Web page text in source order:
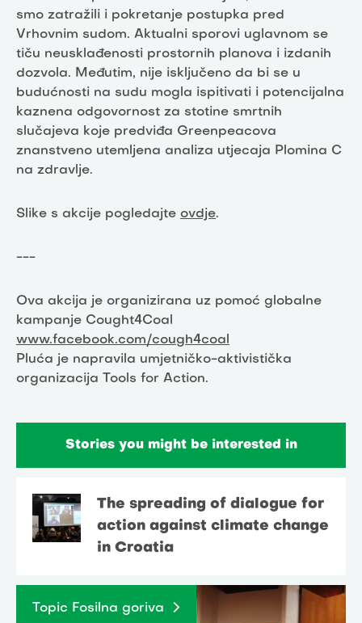
smo zatražili i pokretanje postupka pred
Vrhovnim sudom. Aktualni sporovi uglavnom se
tiču neusklađenosti prostornih planova i izdanih
dozvola. Međutim, nije isključeno da bi se u
budućnosti na sudu mogla ispitivati i potencijalna
kaznena odgovornost za stotine smrtnih
slučajeva koje predviđa Greenpeacova
znanstveno utemljena analiza utjecaja Plomina C
na zdravlje.
Slike s akcije pogledajte ovdje.
---
Ova akcija je organizirana uz pomoć globalne
kampanje Cought4Coal
www.facebook.com/cough4coal
Pluća je napravila umjetničko-aktivistička
organizacija Tools for Action.
Stories you might be interested in
The spreading of dialogue for
action against climate change
in Croatia
Topic Fosilna goriva